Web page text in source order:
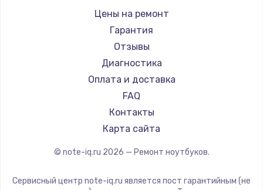
Ремонт ноутбуков Predator
Ремонт ноутбуков iru
Ремонт ноутбуков Machenike
Ремонт ноутбуков DEXP
Ремонт ноутбуков Teclast
Ремонт ноутбуков CHUWI
Ремонт ноутбуков Colorful
Aquarius
Gigabyte
Aorus
Maibenben
Getac
Epson
Philips
LG
Thunderobot
Цены на ремонт
Гарантия
Отзывы
Диагностика
Оплата и доставка
FAQ
Контакты
Карта сайта
© note-iq.ru 2026 — Ремонт ноутбуков.
Сервисный центр note-iq.ru является пост гарантийным (не